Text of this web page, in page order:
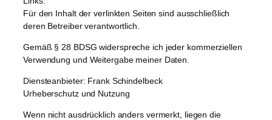
Für den Inhalt der verlinkten Seiten sind ausschließlich
deren Betreiber verantwortlich.
Gemäß § 28 BDSG widerspreche ich jeder kommerziellen
Verwendung und Weitergabe meiner Daten.
Diensteanbieter: Frank Schindelbeck
Urheberschutz und Nutzung
Wenn nicht ausdrücklich anders vermerkt, liegen die